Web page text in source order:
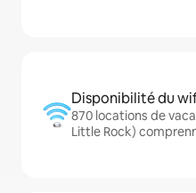
Disponibilité du
870 locations de
Little Rock)